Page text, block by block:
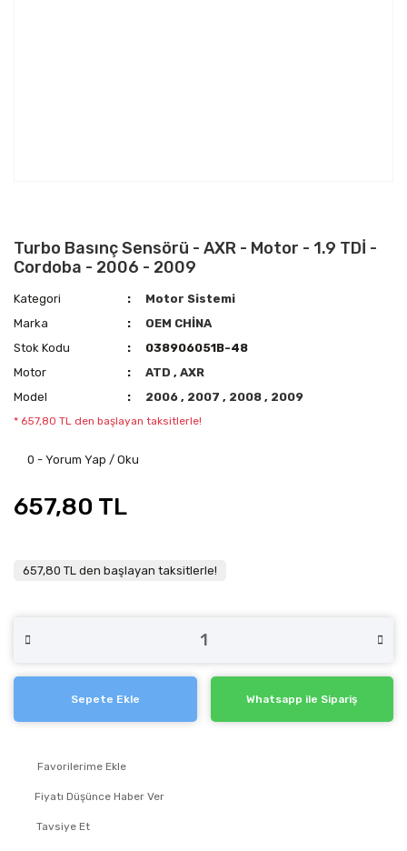
Turbo Basınç Sensörü - AXR - Motor - 1.9 TDİ -
Cordoba - 2006 - 2009
Kategori
Motor Sistemi
Marka
OEM CHİNA
Stok Kodu
038906051B-48
Motor
ATD,AXR
Model
2006, 2007, 2008, 2009
* 657,80 TL den başlayan taksitlerle!
0 - Yorum Yap / Oku
657,80 TL
657,80 TL den başlayan taksitlerle!
Sepete Ekle Whatsapp ile Sipariş
Fiyatı Düşünce Haber Ver
Tavsiye Et